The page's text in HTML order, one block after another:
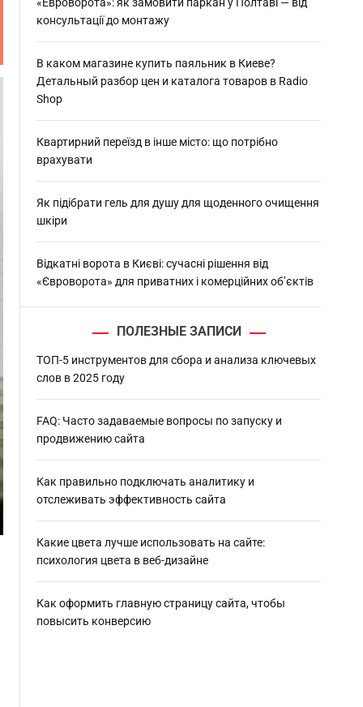
консультації до монтажу
В каком магазине купить паяльник в Киеве?
Детальный разбор цен и каталога товаров в Radio
Shop
Квартирний переїзд в інше місто: що потрібно
врахувати
Як підібрати гель для душу для щоденного очищення
шкіри
Відкатні ворота в Києві: сучасні рішення від
«Євроворота» для приватних і комерційних об’єктів
ПОЛЕЗНЫЕ ЗАПИСИ
ТОП-5 инструментов для сбора и анализа ключевых
слов в 2025 году
FAQ: Часто задаваемые вопросы по запуску и
продвижению сайта
Как правильно подключать аналитику и
отслеживать эффективность сайта
Какие цвета лучше использовать на сайте:
психология цвета в веб-дизайне
Как оформить главную страницу сайта, чтобы
повысить конверсию